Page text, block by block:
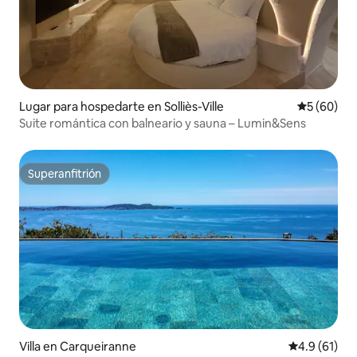
Lugar para hospedarte en Solliès-Ville
5 (60)
Suite romántica con balneario y sauna – Lumin&Sens
Superanfitrión
Superanfitrión
Villa en Carqueiranne Calificación
4.9 (61)